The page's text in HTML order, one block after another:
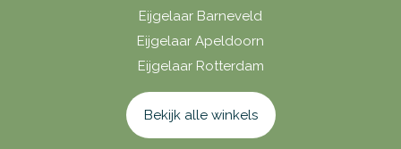
Eijgelaar Barneveld
Eijgelaar Apeldoorn
Eijgelaar Rotterdam
Bekijk alle winkels